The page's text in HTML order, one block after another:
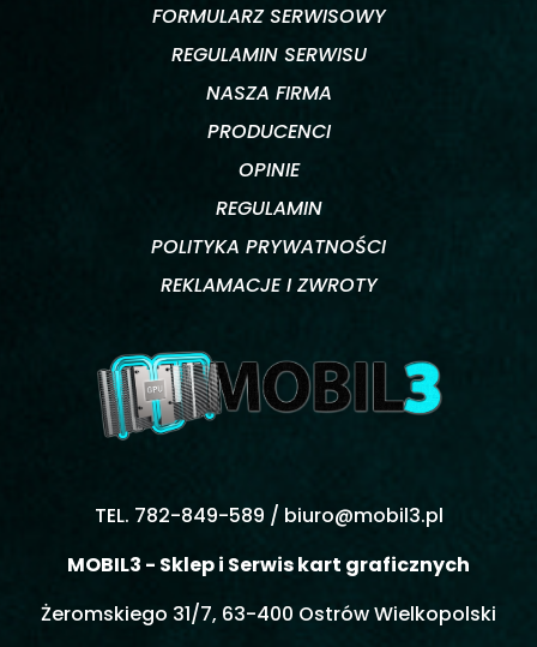
FORMULARZ SERWISOWY
REGULAMIN SERWISU
NASZA FIRMA
PRODUCENCI
OPINIE
REGULAMIN
POLITYKA PRYWATNOŚCI
REKLAMACJE I ZWROTY
TEL. 782-849-589 / biuro@mobil3.pl
MOBIL3 - Sklep i Serwis kart graficznych
Żeromskiego 31/7, 63-400 Ostrów Wielkopolski